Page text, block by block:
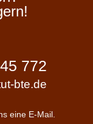
772
bte.de
eine E-Mail.